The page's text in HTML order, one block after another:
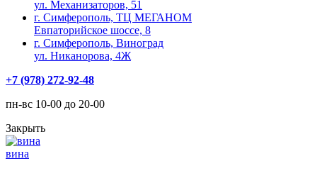
ул. Механизаторов, 51
г. Симферополь, ТЦ МЕГАНОМ
Евпаторийское шоссе, 8
г. Симферополь, Виноград
ул. Никанорова, 4Ж
+7 (978) 272-92-48
пн-вс 10-00 до 20-00
Закрыть
вина